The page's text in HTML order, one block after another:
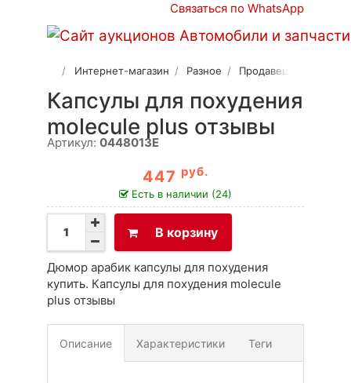
Связаться по WhatsApp
Интернет-магазин Разное Продавец 2
Капсулы для похудения
molecule plus отзывы
Артикул: 0448013E
447 руб.
Есть в наличии (24)
В корзину
Дюмор арабик капсулы для похудения
купить. Капсулы для похудения molecule
plus отзывы
Описание Характеристики Теги